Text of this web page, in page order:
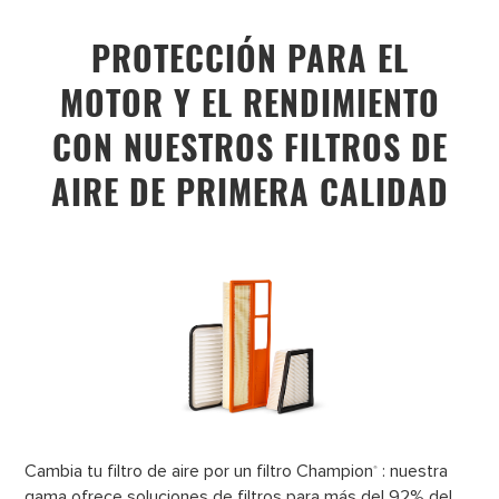
PROTECCIÓN PARA EL
MOTOR Y EL RENDIMIENTO
CON NUESTROS FILTROS DE
AIRE DE PRIMERA CALIDAD
Cambia tu filtro de aire por un filtro Champion®
: nuestra